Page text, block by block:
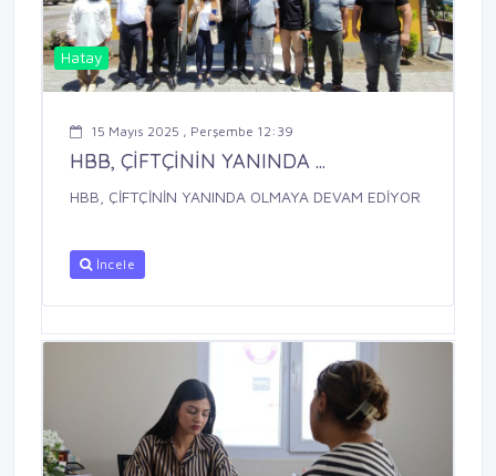
Hatay
15 Mayıs 2025 , Perşembe 12:39
HBB, ÇİFTÇİNİN YANINDA ...
HBB, ÇİFTÇİNİN YANINDA OLMAYA DEVAM EDİYOR
İncele